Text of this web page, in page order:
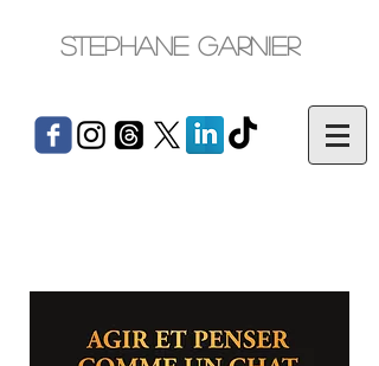
Stephane Garnier